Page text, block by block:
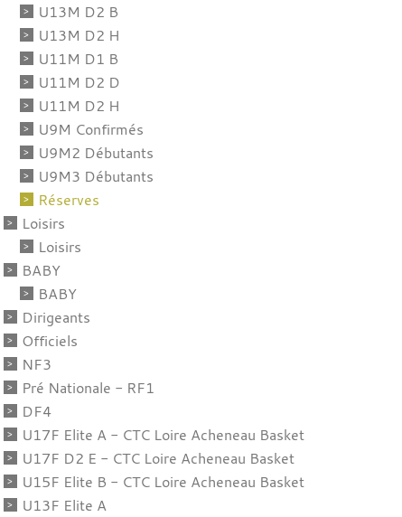
U13M D2 B
U13M D2 H
U11M D1 B
U11M D2 D
U11M D2 H
U9M Confirmés
U9M2 Débutants
U9M3 Débutants
Réserves
Loisirs
Loisirs
BABY
BABY
Dirigeants
Officiels
NF3
Pré Nationale - RF1
DF4
U17F Elite A - CTC Loire Acheneau Basket
U17F D2 E - CTC Loire Acheneau Basket
U15F Elite B - CTC Loire Acheneau Basket
U13F Elite A